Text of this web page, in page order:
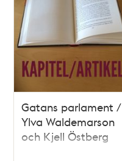
och
teman
Gatans parlament /
Ylva Waldemarson
och Kjell Östberg